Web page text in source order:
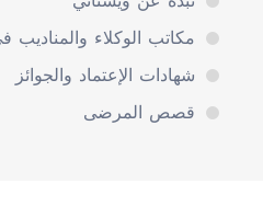
مكاتب الوكلاء والمناديب
شهادات الإعتماد والجوائز
قصص المرضى